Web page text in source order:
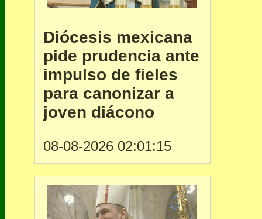
Diócesis mexicana
pide prudencia ante
impulso de fieles
para canonizar a
joven diácono
08-08-2026 02:01:15